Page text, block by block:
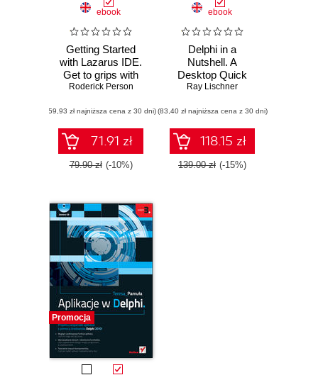
ebook
Getting Started
with Lazarus IDE.
Get to grips with
the basics of
debugging,
creating, and
documenting
projects with the
Lazarus IDE
Roderick Person
(59,93 zł najniższa cena z 30 dni)
71.91 zł
79.90 zł (-10%)
ebook
Delphi in a
Nutshell. A
Desktop Quick
Reference
Ray Lischner
(83,40 zł najniższa cena z 30 dni)
118.15 zł
139.00 zł (-15%)
Promocja